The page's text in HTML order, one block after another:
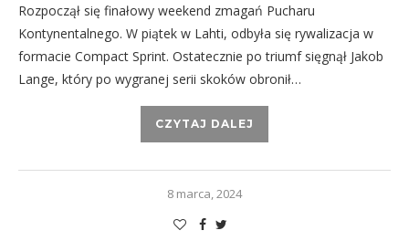
Rozpoczął się finałowy weekend zmagań Pucharu
Kontynentalnego. W piątek w Lahti, odbyła się rywalizacja w
formacie Compact Sprint. Ostatecznie po triumf sięgnął Jakob
Lange, który po wygranej serii skoków obronił…
CZYTAJ DALEJ
8 marca, 2024